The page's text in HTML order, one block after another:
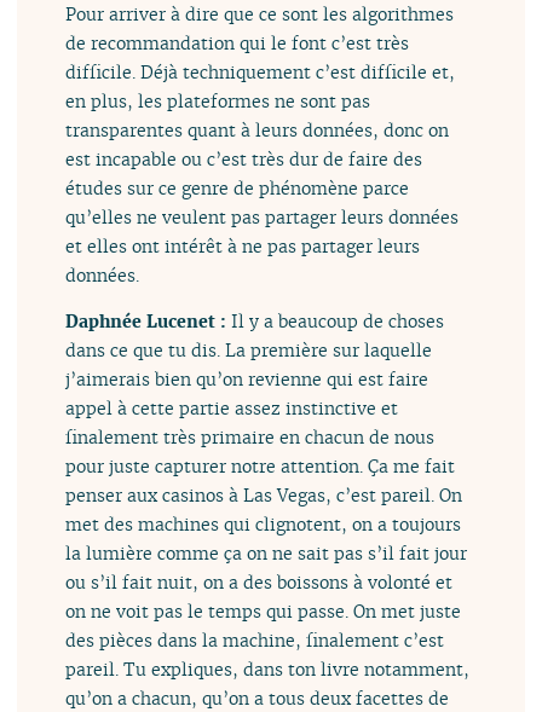
Pour arriver à dire que ce sont les algorithmes
de recommandation qui le font c’est très
difficile. Déjà techniquement c’est difficile et,
en plus, les plateformes ne sont pas
transparentes quant à leurs données, donc on
est incapable ou c’est très dur de faire des
études sur ce genre de phénomène parce
qu’elles ne veulent pas partager leurs données
et elles ont intérêt à ne pas partager leurs
données.
Daphnée Lucenet :Il y a beaucoup de choses
dans ce que tu dis. La première sur laquelle
j’aimerais bien qu’on revienne qui est faire
appel à cette partie assez instinctive et
finalement très primaire en chacun de nous
pour juste capturer notre attention. Ça me fait
penser aux casinos à Las Vegas, c’est pareil. On
met des machines qui clignotent, on a toujours
la lumière comme ça on ne sait pas s’il fait jour
ou s’il fait nuit, on a des boissons à volonté et
on ne voit pas le temps qui passe. On met juste
des pièces dans la machine, finalement c’est
pareil. Tu expliques, dans ton livre notamment,
qu’on a chacun, qu’on a tous deux facettes de